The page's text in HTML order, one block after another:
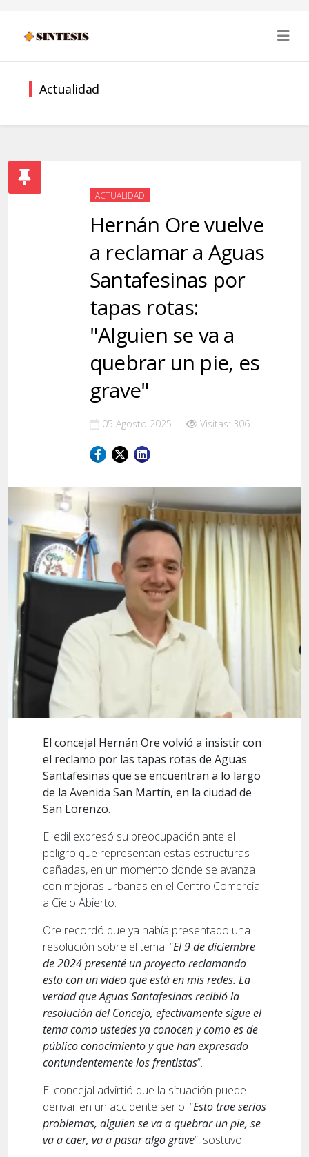
Actualidad
ACTUALIDAD
Hernán Ore vuelve
a reclamar a Aguas
Santafesinas por
tapas rotas:
"Alguien se va a
quebrar un pie, es
grave"
05 Agosto 2025 Visitas: 306
El concejal Hernán Ore volvió a insistir con
el reclamo por las tapas rotas de Aguas
Santafesinas que se encuentran a lo largo
de la Avenida San Martín, en la ciudad de
San Lorenzo.
El edil expresó su preocupación ante el
peligro que representan estas estructuras
dañadas, en un momento donde se avanza
con mejoras urbanas en el Centro Comercial
a Cielo Abierto.
Ore recordó que ya había presentado una
resolución sobre el tema: “El 9 de diciembre
de 2024 presenté un proyecto reclamando
esto con un video que está en mis redes. La
verdad que Aguas Santafesinas recibió la
resolución del Concejo, efectivamente sigue el
tema como ustedes ya conocen y como es de
público conocimiento y que han expresado
contundentemente los frentistas”.
El concejal advirtió que la situación puede
derivar en un accidente serio: “Esto trae serios
problemas, alguien se va a quebrar un pie, se
va a caer, va a pasar algo grave”, sostuvo.